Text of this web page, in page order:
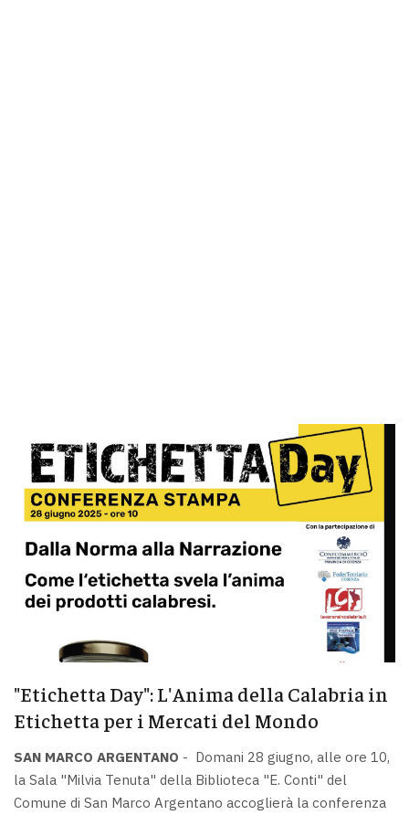
"Etichetta Day": L'Anima della Calabria in
Etichetta per i Mercati del Mondo
SAN MARCO ARGENTANO - Domani 28 giugno, alle ore 10,
la Sala "Milvia Tenuta" della Biblioteca "E. Conti" del
Comune di San Marco Argentano accoglierà la conferenza